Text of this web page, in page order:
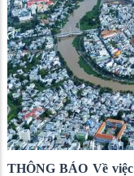
THÔNG BÁO Về